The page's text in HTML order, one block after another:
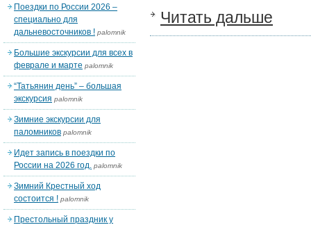
Читать дальше
Поездки по России 2026 –
специально для
дальневосточников ! palomnik
Большие экскурсии для всех в
феврале и марте palomnik
“Татьянин день” – большая
экскурсия palomnik
Зимние экскурсии для
паломников palomnik
Идет запись в поездки по
России на 2026 год. palomnik
Зимний Крестный ход
состоится ! palomnik
Престольный праздник у